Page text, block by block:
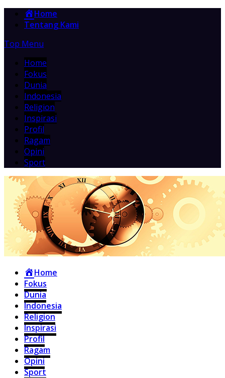
Home
Tentang Kami
Top Menu
Home
Fokus
Dunia
Indonesia
Religion
Inspirasi
Profil
Ragam
Opini
Sport
Home
Fokus
Dunia
Indonesia
Religion
Inspirasi
Profil
Ragam
Opini
Sport